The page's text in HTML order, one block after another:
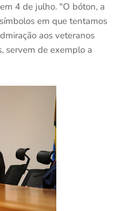
4 de julho. "O bóton, a
em que tentamos
aos veteranos
servem de exemplo a